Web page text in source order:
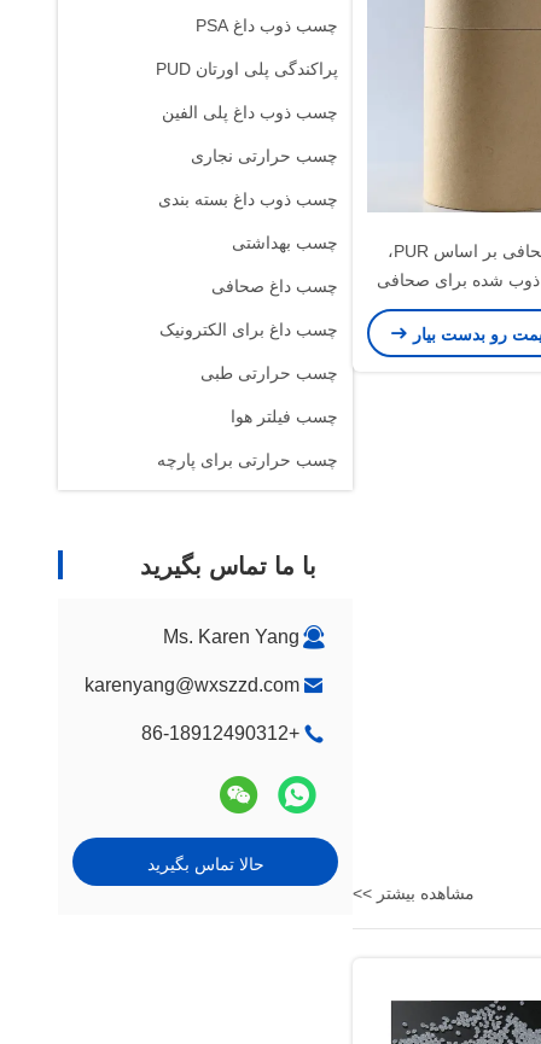
چسب ذوب داغ PSA
پراکندگی پلی اورتان PUD
چسب ذوب داغ پلی الفین
چسب حرارتی نجاری
چسب ذوب داغ بسته بندی
چسب بهداشتی
چسب داغ صحافی
چسب داغ برای الکترونیک
چسب حرارتی طبی
چسب فیلتر هوا
چسب حرارتی برای پارچه
با ما تماس بگیرید
Ms. Karen Yang
karenyang@wxszzd.com
+86-18912490312
حالا تماس بگیرید
چسب صحافی بر اساس PUR،
شده برای صحافی
رو بدست بیار
مشاهده بیشتر >>